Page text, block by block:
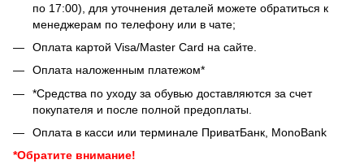
по 17:00), для уточнения деталей можете обратиться к
менеджерам по телефону или в чате;
Оплата картой Visa/Master Card на сайте.
Оплата наложенным платежом*
*Средства по уходу за обувью доставляются за счет
покупателя и после полной предоплаты.
Оплата в касси или терминале ПриватБанк, MonoBank
*Обратите внимание!